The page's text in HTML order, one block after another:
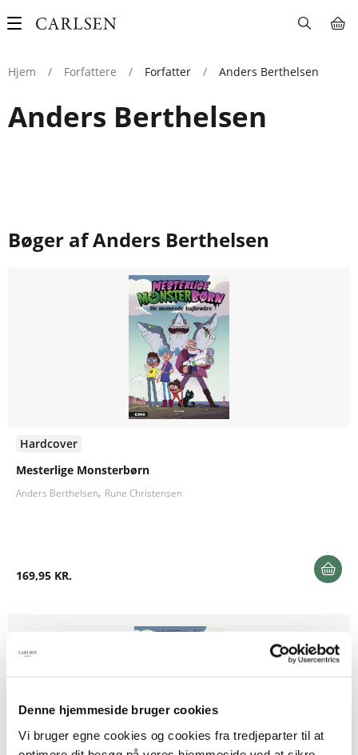
Denne hjemmeside bruger cookies
Vi bruger egne cookies og cookies fra tredjeparter til at
Main
Hjem
/ Forfattere / Forfatter / Anders Berthelsen
Anders Berthelsen
Bøger af Anders Berthelsen
Hardcover
Mesterlige Monsterbørn
Anders Berthelsen Rune Christensen
169,95 KR.